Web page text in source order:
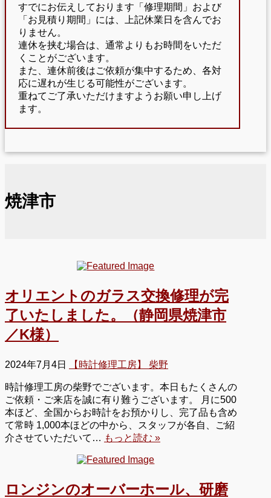
すでにお伝えしております「修理期間」および
「お見積り期間」には、上記休業日を含んでお
りません。
連休を挟む場合は、通常よりもお時間をいただ
くことがございます。
また、連休前後はご依頼が集中するため、各対
応に遅れが生じる可能性がございます。
重ねてご了承いただけますようお願い申し上げ
ます。
焼津市
オリエントのガラス交換修理が完
了いたしました。（静岡県焼津市
／K様）
2024年7月4日 【時計修理工房】 柴野
時計修理工房の柴野でございます。本日もたくさんの
ご依頼・ご来店を誠に有り難うございます。 月に500
本ほど、全国からお時計をお預かりし、完了品も含め
て常時 1,000本ほどの中から、スタッフが各自、ご紹
介させていただいて… もっと読む »
ロンジンのオーバーホール、研磨